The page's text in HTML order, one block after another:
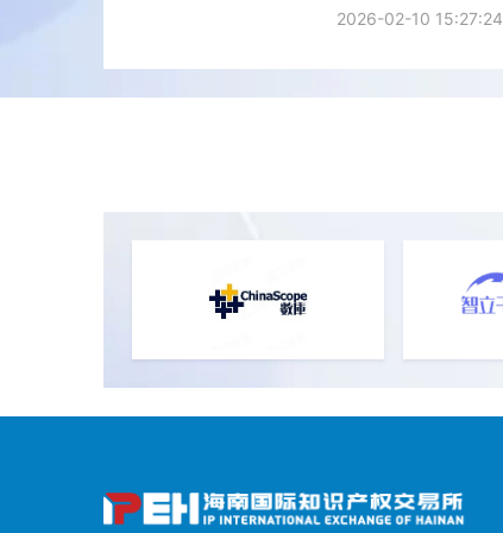
2026-02-10 15:27:24